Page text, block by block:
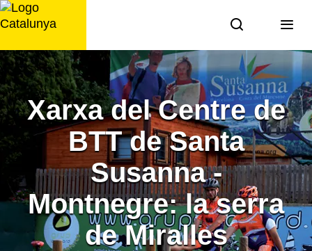
Saltar
al
Xarxa del Centre de
BTT de Santa
Susanna -
Montnegre: la serra
de Miralles